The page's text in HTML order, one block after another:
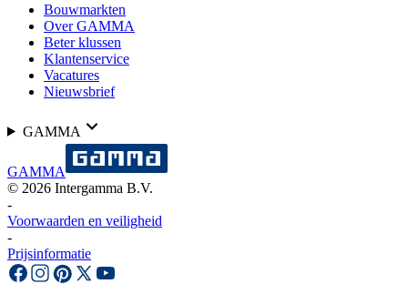
Bouwmarkten
Over GAMMA
Beter klussen
Klantenservice
Vacatures
Nieuwsbrief
GAMMA
GAMMA
© 2026 Intergamma B.V.
-
Voorwaarden en veiligheid
-
Prijsinformatie